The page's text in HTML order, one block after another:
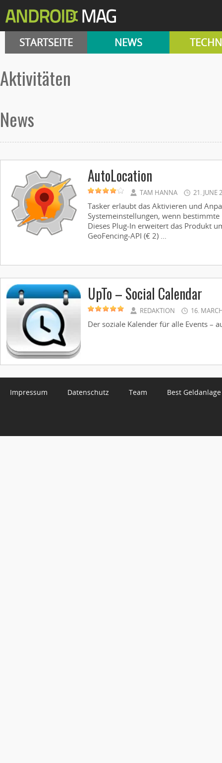
STARTSEITE NEWS
aktivitäten
News
AutoLocation
TAM HANNA 21. JUNE
Tasker erlaubt das Aktivieren und
Systemeinstellungen, wenn
Dieses Plug-In erweitert das Produkt
GeoFencing-API (€ 2) ...
UpTo – Social Calendar
REDAKTION 16.
Der soziale Kalender für alle Events –
Impressum Datenschutz Team Best Geldanlage